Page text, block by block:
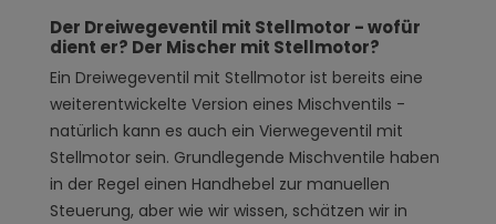
Der Dreiwegeventil mit Stellmotor - wofür
dient er? Der Mischer mit Stellmotor?
Ein Dreiwegeventil mit Stellmotor ist bereits eine
weiterentwickelte Version eines Mischventils -
natürlich kann es auch ein Vierwegeventil mit
Stellmotor sein. Grundlegende Mischventile haben
in der Regel einen Handhebel zur manuellen
Steuerung, aber wie wir wissen, schätzen wir in